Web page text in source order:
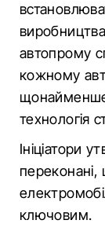
автопрому
кожному
щонайменше
технологія
Ініціатори
ключовим.